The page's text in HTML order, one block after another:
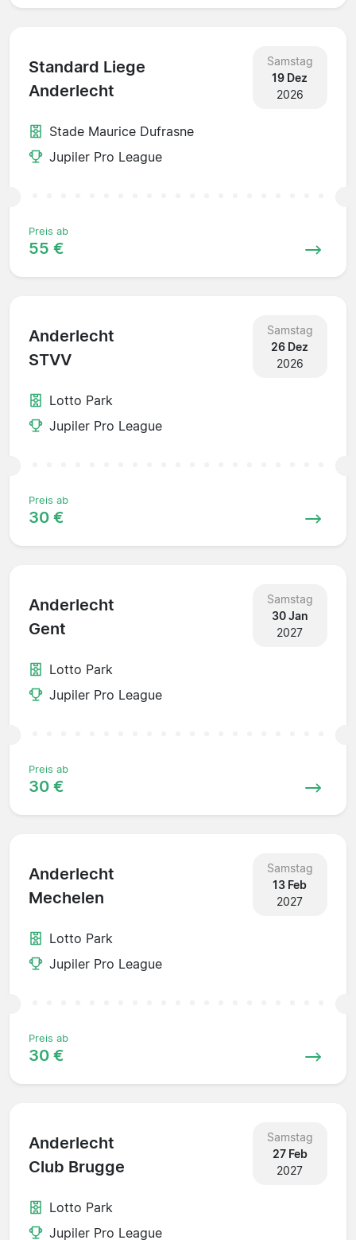
Standard Liege
Anderlecht
Samstag
19 Dez
2026
Stade Maurice Dufrasne
Jupiler Pro League
Preis ab
55 €
Anderlecht
STVV
Samstag
26 Dez
2026
Lotto Park
Jupiler Pro League
Preis ab
30 €
Anderlecht
Gent
Samstag
30 Jan
2027
Lotto Park
Jupiler Pro League
Preis ab
30 €
Anderlecht
Mechelen
Samstag
13 Feb
2027
Lotto Park
Jupiler Pro League
Preis ab
30 €
Anderlecht
Club Brugge
Samstag
27 Feb
2027
Lotto Park
Jupiler Pro League